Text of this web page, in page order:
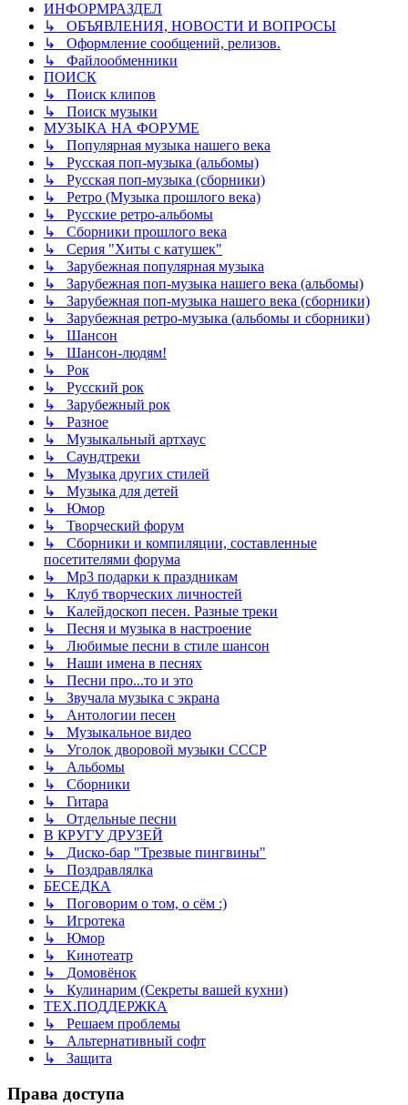
ИНФОРМРАЗДЕЛ
↳ ОБЪЯВЛЕНИЯ, НОВОСТИ И ВОПРОСЫ
↳ Оформление сообщений, релизов.
↳ Файлообменники
ПОИСК
↳ Поиск клипов
↳ Поиск музыки
МУЗЫКА НА ФОРУМЕ
↳ Популярная музыка нашего века
↳ Русская поп-музыка (альбомы)
↳ Русская поп-музыка (сборники)
↳ Ретро (Музыка прошлого века)
↳ Русские ретро-альбомы
↳ Сборники прошлого века
↳ Серия "Хиты с катушек"
↳ Зарубежная популярная музыка
↳ Зарубежная поп-музыка нашего века (альбомы)
↳ Зарубежная поп-музыка нашего века (сборники)
↳ Зарубежная ретро-музыка (альбомы и сборники)
↳ Шансон
↳ Шансон-людям!
↳ Рок
↳ Русский рок
↳ Зарубежный рок
↳ Разное
↳ Музыкальный артхаус
↳ Саундтреки
↳ Музыка других стилей
↳ Музыка для детей
↳ Юмор
↳ Творческий форум
↳ Сборники и компиляции, составленные
посетителями форума
↳ Mp3 подарки к праздникам
↳ Клуб творческих личностей
↳ Калейдоскоп песен. Разные треки
↳ Песня и музыка в настроение
↳ Любимые песни в стиле шансон
↳ Наши имена в песнях
↳ Песни про...то и это
↳ Звучала музыка с экрана
↳ Антологии песен
↳ Музыкальное видео
↳ Уголок дворовой музыки СССР
↳ Альбомы
↳ Сборники
↳ Гитара
↳ Отдельные песни
В КРУГУ ДРУЗЕЙ
↳ Диско-бар "Трезвые пингвины"
↳ Поздравлялка
БЕСЕДКА
↳ Поговорим о том, о сём :)
↳ Игротека
↳ Юмор
↳ Кинотеатр
↳ Домовёнок
↳ Кулинарим (Секреты вашей кухни)
ТЕХ.ПОДДЕРЖКА
↳ Решаем проблемы
↳ Альтернативный софт
↳ Защита
Права доступа